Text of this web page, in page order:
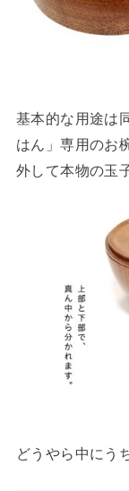
基本的な用途は
はん」専用のお
外して本物の玉
どうやら中にう